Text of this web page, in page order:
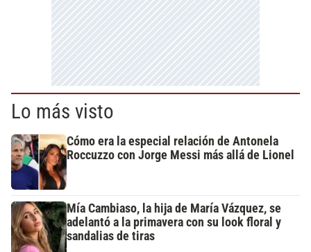
Lo más visto
Cómo era la especial relación de Antonela
Roccuzzo con Jorge Messi más allá de Lionel
Mía Cambiaso, la hija de María Vázquez, se
adelantó a la primavera con su look floral y
sandalias de tiras